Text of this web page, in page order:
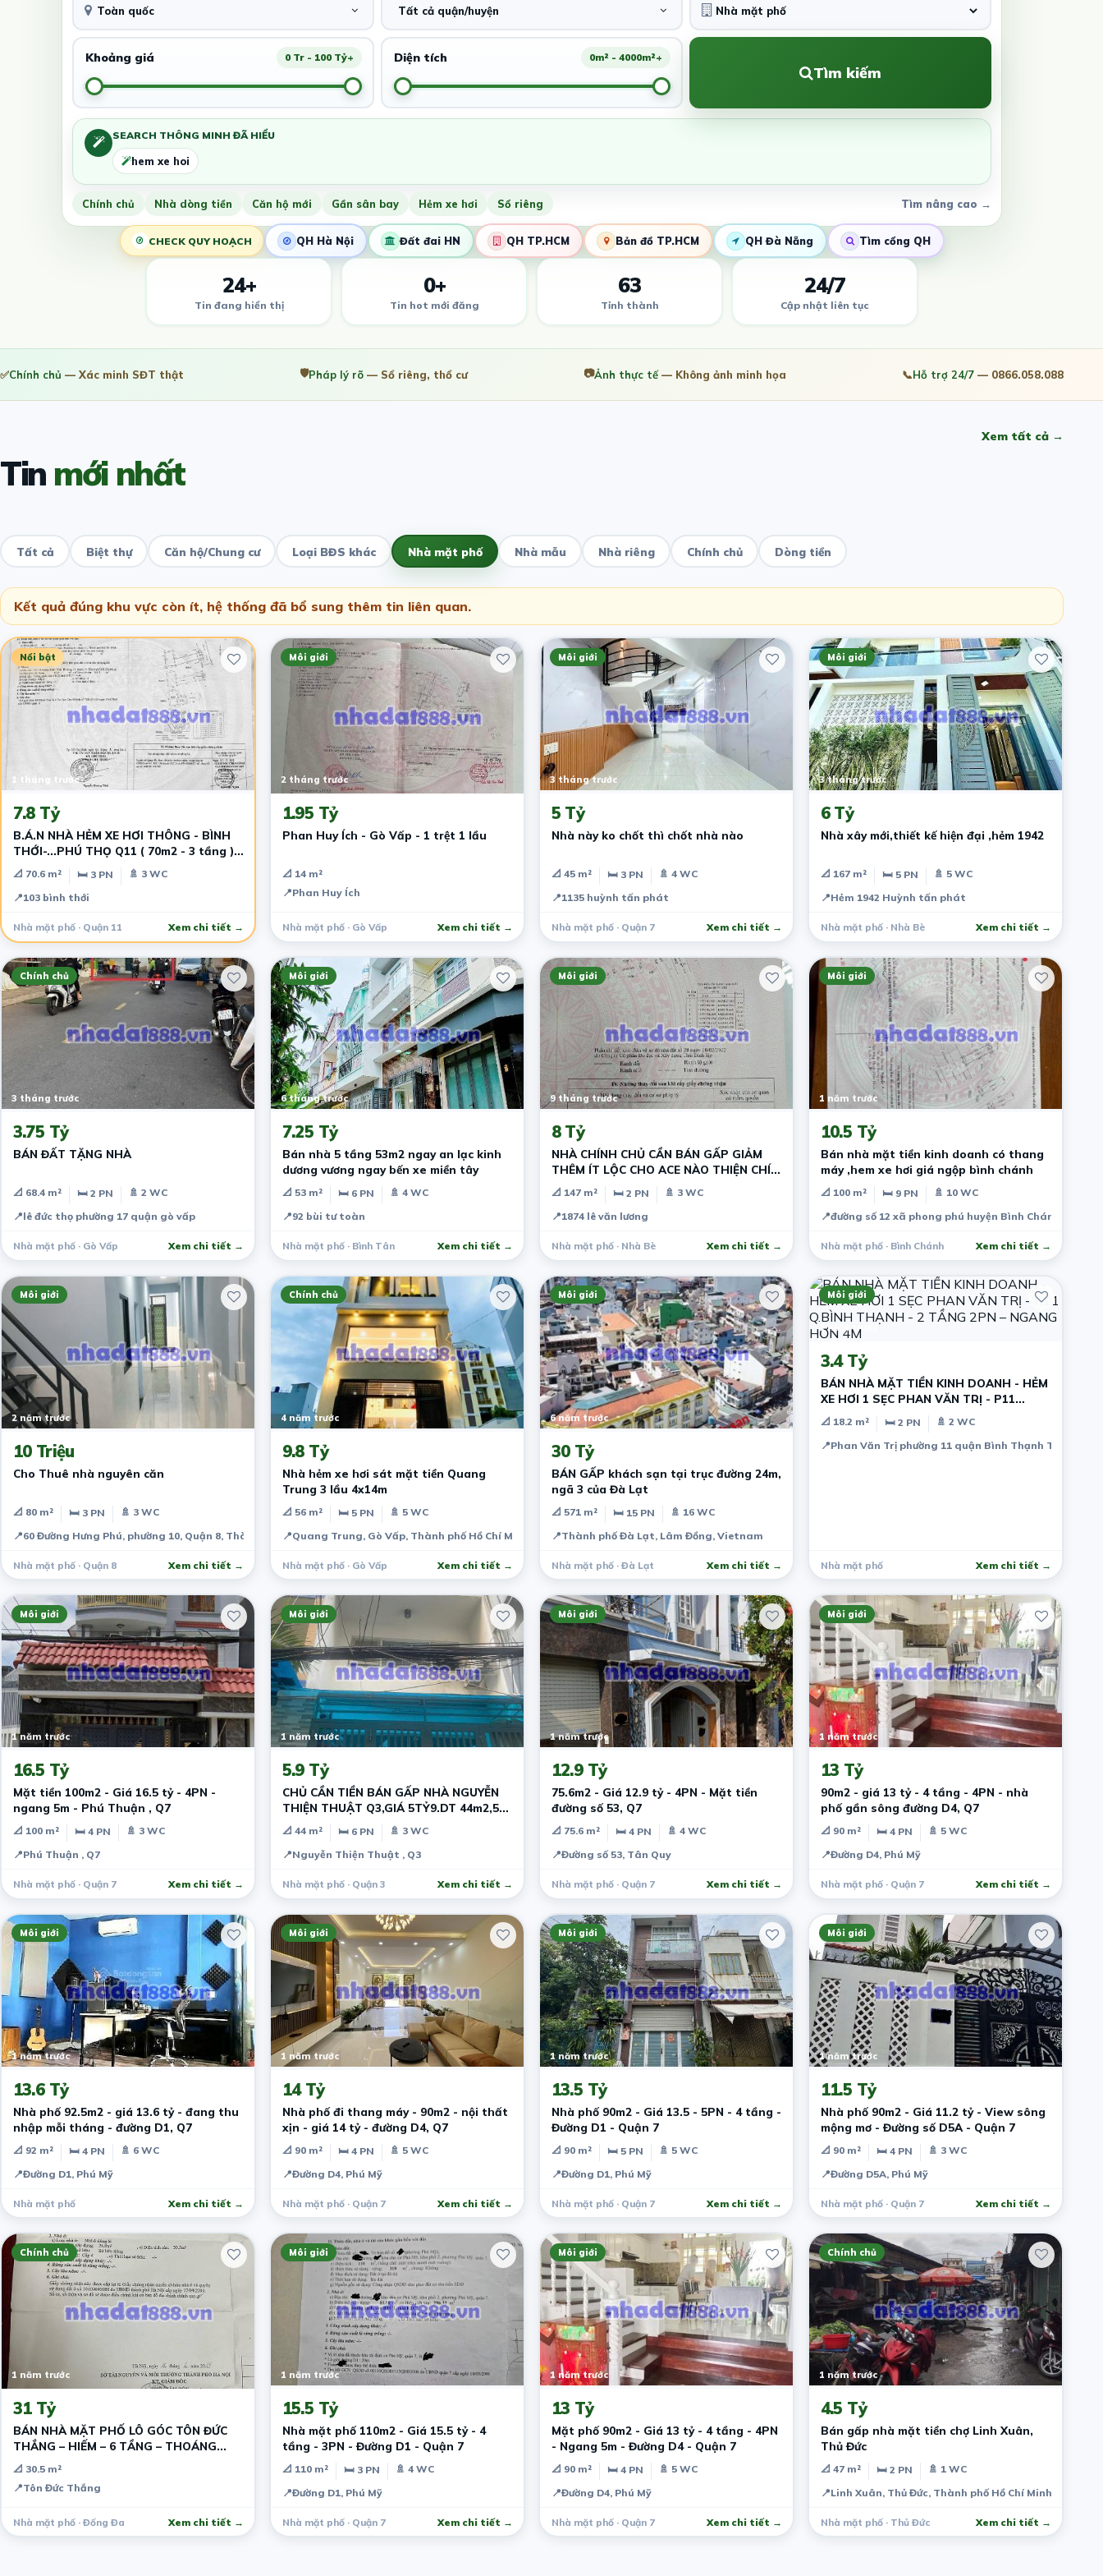
Toàn quốc Tất cả quận/huyện
Khoảng giá 0 Tr - 100 Tỷ+ Diện tích 0m² - 4000m²+
Tìm kiếm
SEARCH THÔNG MINH ĐÃ HIỂU
hem xe hoi
Chính chủ Nhà dòng tiền Căn hộ mới Gần sân bay Hẻm xe hơi Sổ riêng Tìm nâng cao →
CHECK QUY HOẠCH QH Hà Nội Đất đai HN QH TP.HCM Bản đồ TP.HCM QH Đà Nẵng Tìm cổng QH
24+
Tin đang hiển thị
0+
Tin hot mới đăng
63
Tỉnh thành
24/7
Cập nhật liên tục
✅Chính chủ — Xác minh SĐT thật 🛡️Pháp lý rõ — Sổ riêng, thổ cư 📷Ảnh thực tế— Không ảnh minh họa 📞Hỗ trợ 24/7 — 0866.058.088
Tinmới nhất
Xem tất cả →
Tất cả Biệt thự Căn hộ/Chung cư Loại BĐS khác Nhà mặt phố Nhà mẫu Nhà riêng Chính chủ Dòng tiền
Kết quả đúng khu vực còn ít, hệ thống đã bổ sung thêm tin liên quan.
Nổi bật
1 tháng trước
7.8 Tỷ
B.Á.N NHÀ HẺM XE HƠI THÔNG - BÌNH
THỚI-…PHÚ THỌ Q11 ( 70m2 - 3 tầng )
nở hậu
📐 70.6 m² 🛏 3 PN
🚿 3 WC
📍103 bình thới
Nhà mặt phố · Quận 11 Xem chi tiết →
Môi giới
2 tháng trước
1.95 Tỷ
Phan Huy Ích - Gò Vấp - 1 trệt 1 lầu
📐 14 m²
📍Phan Huy Ích
Nhà mặt phố · Gò Vấp Xem chi tiết →
Môi giới
3 tháng trước
5 Tỷ
Nhà này ko chốt thì chốt nhà nào
📐 45 m² 🛏 3 PN
🚿 4 WC
📍1135 huỳnh tấn phát
Nhà mặt phố · Quận 7 Xem chi tiết →
Môi giới
3 tháng trước
6 Tỷ
Nhà xây mới,thiết kế hiện đại ,hẻm 1942
📐 167 m² 🛏 5 PN
🚿 5 WC
📍Hẻm 1942 Huỳnh tấn phát
Nhà mặt phố · Nhà Bè Xem chi tiết →
Chính chủ
3 tháng trước
3.75 Tỷ
BÁN ĐẤT TẶNG NHÀ
📐 68.4 m² 🛏 2 PN
🚿 2 WC
📍lê đức thọ phường 17 quận gò vấp
Nhà mặt phố · Gò Vấp Xem chi tiết →
Môi giới
6 tháng trước
7.25 Tỷ
Bán nhà 5 tầng 53m2 ngay an lạc kinh
dương vương ngay bến xe miền tây
📐 53 m² 🛏 6 PN
🚿 4 WC
📍92 bùi tư toàn
Nhà mặt phố · Bình Tân Xem chi tiết →
Môi giới
9 tháng trước
8 Tỷ
NHÀ CHÍNH CHỦ CẦN BÁN GẤP GIẢM
THÊM ÍT LỘC CHO ACE NÀO THIỆN CHÍ
MUA NGAY
📐 147 m² 🛏 2 PN
🚿 3 WC
📍1874 lê văn lương
Nhà mặt phố · Nhà Bè Xem chi tiết →
Môi giới
1 năm trước
10.5 Tỷ
Bán nhà mặt tiền kinh doanh có thang
máy ,hem xe hơi giá ngộp bình chánh
📐 100 m² 🛏 9 PN
🚿 10 WC
📍đường số 12 xã phong phú huyện Bình Chánh Tp HCM
Nhà mặt phố · Bình Chánh Xem chi tiết →
Môi giới
2 năm trước
10 Triệu
Cho Thuê nhà nguyên căn
📐 80 m² 🛏 3 PN
🚿 3 WC
📍60 Đường Hưng Phú, phường 10, Quận 8, Thành phố Hồ Chí Minh, Việt Nam
Nhà mặt phố · Quận 8 Xem chi tiết →
Chính chủ
4 năm trước
9.8 Tỷ
Nhà hẻm xe hơi sát mặt tiền Quang
Trung 3 lầu 4x14m
📐 56 m² 🛏 5 PN
🚿 5 WC
📍Quang Trung, Gò Vấp, Thành phố Hồ Chí Minh, Việt Nam
Nhà mặt phố · Gò Vấp Xem chi tiết →
Môi giới
6 năm trước
30 Tỷ
BÁN GẤP khách sạn tại trục đường 24m,
ngã 3 của Đà Lạt
📐 571 m² 🛏 15 PN
🚿 16 WC
📍Thành phố Đà Lạt, Lâm Đồng, Vietnam
Nhà mặt phố · Đà Lạt Xem chi tiết →
Môi giới
1 năm trước
3.4 Tỷ
BÁN NHÀ MẶT TIỀN KINH DOANH - HẺM
XE HƠI 1 SẸC PHAN VĂN TRỊ - P11
Q.BÌNH THẠNH - 2 TẦNG 2PN – NGANG
HƠN 4M
📐 18.2 m² 🛏 2 PN
🚿 2 WC
📍Phan Văn Trị phường 11 quận Bình Thạnh TpHCM
Nhà mặt phố Xem chi tiết →
Môi giới
1 năm trước
16.5 Tỷ
Mặt tiền 100m2 - Giá 16.5 tỷ - 4PN -
ngang 5m - Phú Thuận , Q7
📐 100 m² 🛏 4 PN
🚿 3 WC
📍Phú Thuận , Q7
Nhà mặt phố · Quận 7 Xem chi tiết →
Môi giới
1 năm trước
5.9 Tỷ
CHỦ CẦN TIỀN BÁN GẤP NHÀ NGUYỄN
THIỆN THUẬT Q3,GIÁ 5TỶ9.DT 44m2,5
TẦNG,4X11,HẺM 4m
📐 44 m² 🛏 6 PN
🚿 3 WC
📍Nguyễn Thiện Thuật , Q3
Nhà mặt phố · Quận 3 Xem chi tiết →
Môi giới
1 năm trước
12.9 Tỷ
75.6m2 - Giá 12.9 tỷ - 4PN - Mặt tiền
đường số 53, Q7
📐 75.6 m² 🛏 4 PN
🚿 4 WC
📍Đường số 53, Tân Quy
Nhà mặt phố · Quận 7 Xem chi tiết →
Môi giới
1 năm trước
13 Tỷ
90m2 - giá 13 tỷ - 4 tầng - 4PN - nhà
phố gần sông đường D4, Q7
📐 90 m² 🛏 4 PN
🚿 5 WC
📍Đường D4, Phú Mỹ
Nhà mặt phố · Quận 7 Xem chi tiết →
Môi giới
1 năm trước
13.6 Tỷ
Nhà phố 92.5m2 - giá 13.6 tỷ - đang thu
nhập mỗi tháng - đường D1, Q7
📐 92 m² 🛏 4 PN
🚿 6 WC
📍Đường D1, Phú Mỹ
Nhà mặt phố Xem chi tiết →
Môi giới
1 năm trước
14 Tỷ
Nhà phố đi thang máy - 90m2 - nội thất
xịn - giá 14 tỷ - đường D4, Q7
📐 90 m² 🛏 4 PN
🚿 5 WC
📍Đường D4, Phú Mỹ
Nhà mặt phố · Quận 7 Xem chi tiết →
Môi giới
1 năm trước
13.5 Tỷ
Nhà phố 90m2 - Giá 13.5 - 5PN - 4 tầng -
Đường D1 - Quận 7
📐 90 m² 🛏 5 PN
🚿 5 WC
📍Đường D1, Phú Mỹ
Nhà mặt phố · Quận 7 Xem chi tiết →
Môi giới
1 năm trước
11.5 Tỷ
Nhà phố 90m2 - Giá 11.2 tỷ - View sông
mộng mơ - Đường số D5A - Quận 7
📐 90 m² 🛏 4 PN
🚿 3 WC
📍Đường D5A, Phú Mỹ
Nhà mặt phố · Quận 7 Xem chi tiết →
Chính chủ
1 năm trước
31 Tỷ
BÁN NHÀ MẶT PHỐ LÔ GÓC TÔN ĐỨC
THẮNG – HIẾM – 6 TẦNG – THOÁNG
SAU – GIÁ TỐT
📐 30.5 m²
📍Tôn Đức Thắng
Nhà mặt phố · Đống Đa Xem chi tiết →
Môi giới
1 năm trước
15.5 Tỷ
Nhà mặt phố 110m2 - Giá 15.5 tỷ - 4
tầng - 3PN - Đường D1 - Quận 7
📐 110 m² 🛏 3 PN
🚿 4 WC
📍Đường D1, Phú Mỹ
Nhà mặt phố · Quận 7 Xem chi tiết →
Môi giới
1 năm trước
13 Tỷ
Mặt phố 90m2 - Giá 13 tỷ - 4 tầng - 4PN
- Ngang 5m - Đường D4 - Quận 7
📐 90 m² 🛏 4 PN
🚿 5 WC
📍Đường D4, Phú Mỹ
Nhà mặt phố · Quận 7 Xem chi tiết →
Chính chủ
1 năm trước
4.5 Tỷ
Bán gấp nhà mặt tiền chợ Linh Xuân,
Thủ Đức
📐 47 m² 🛏 2 PN
🚿 1 WC
📍Linh Xuân, Thủ Đức, Thành phố Hồ Chí Minh, Việt
Nhà mặt phố · Thủ Đức Xem chi tiết →